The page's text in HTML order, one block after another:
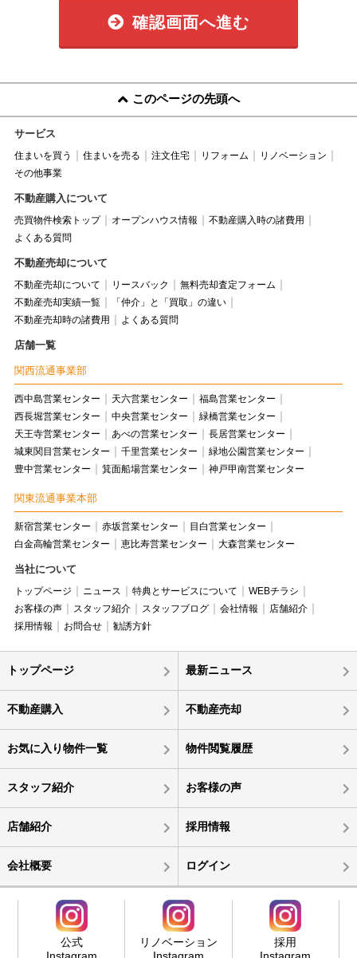
確認画面へ進む
このページの先頭へ
サービス
住まいを買う 住まいを売る 注文住宅 リフォーム
リノベーション
その他事業
不動産購入について
売買物件検索トップ オープンハウス情報
不動産購入時の諸費用
よくある質問
不動産売却について
不動産売却について リースバック
無料売却査定フォーム
不動産売却実績一覧
「仲介」と「買取」の違い
不動産売却時の諸費用
よくある質問
店舗一覧
関西流通事業部
西中島営業センター 天六営業センター
福島営業センター
西長堀営業センター
中央営業センター
緑橋営業センター
天王寺営業センター
あべの営業センター
長居営業センター
城東関目営業センター
千里営業センター
緑地公園営業センター
豊中営業センター
箕面船場営業センター 神戸甲南営業センター
関東流通事業本部
新宿営業センター 赤坂営業センター
目白営業センター
白金高輪営業センター
恵比寿営業センター 大森営業センター
当社について
トップページ ニュース 特典とサービスについて
WEBチラシ
お客様の声
スタッフ紹介 スタッフブログ 会社情報
店舗紹介
採用情報
お問合せ 勧誘方針
トップページ 最新ニュース
不動産購入 不動産売却
お気に入り物件一覧 物件閲覧履歴
スタッフ紹介 お客様の声
店舗紹介 採用情報
会社概要 ログイン
公式
Instagram
リノベーション
Instagram
採用
Instagram